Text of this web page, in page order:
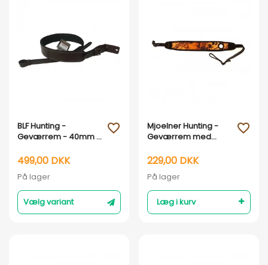
BLF Hunting -
Geværrem - 40mm -
499,00 DKK
På lager
Vælg variant
favorite_outline
Vis her
Mjoelner Hunting -
Geværrem med
camouflage
229,00 DKK
På lager
Læg i kurv
favorite_outline